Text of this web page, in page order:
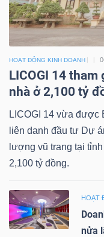
HOẠT ĐỘNG KINH DOANH
LICOGI 14
nhà ở 2,100 tỷ
LICOGI 14 vừa được
liên danh đầu tư Dự
lượng vũ trang tại
2,100 tỷ đồng.
HOẠT
nửa